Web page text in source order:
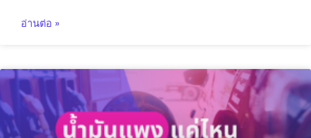
อ่านต่อ »